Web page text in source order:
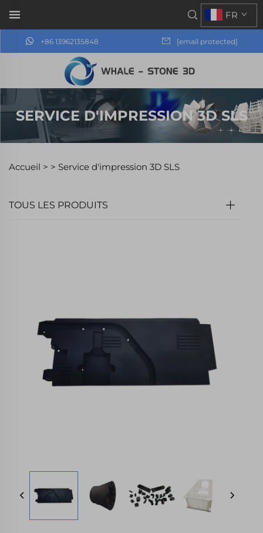
+86 13962135848 [email protected]
FR
SERVICE D'IMPRESSION 3D SLS
Accueil > > Service d'impression 3D SLS
TOUS LES PRODUITS